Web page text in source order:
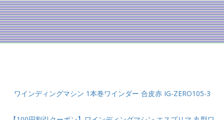
ワインディングマシン 1本巻ワインダー 合皮赤 IG-ZERO105-3